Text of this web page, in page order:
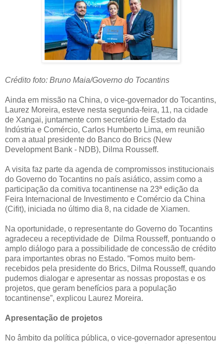
Crédito foto: Bruno Maia/Governo do Tocantins
Ainda em missão na China, o vice-governador do Tocantins,
Laurez Moreira, esteve nesta segunda-feira, 11, na cidade
de Xangai, juntamente com secretário de Estado da
Indústria e Comércio, Carlos Humberto Lima, em reunião
com a atual presidente do Banco do Brics (New
Development Bank - NDB), Dilma Rousseff.
A visita faz parte da agenda de compromissos institucionais
do Governo do Tocantins no país asiático, assim como a
participação da comitiva tocantinense na 23ª edição da
Feira Internacional de Investimento e Comércio da China
(Cifit), iniciada no último dia 8, na cidade de Xiamen.
Na oportunidade, o representante do Governo do Tocantins
agradeceu a receptividade de Dilma Rousseff, pontuando o
amplo diálogo para a possibilidade de concessão de crédito
para importantes obras no Estado. “Fomos muito bem-
recebidos pela presidente do Brics, Dilma Rousseff, quando
pudemos dialogar e apresentar as nossas propostas e os
projetos, que geram benefícios para a população
tocantinense”, explicou Laurez Moreira.
Apresentação de projetos
No âmbito da política pública, o vice-governador apresentou